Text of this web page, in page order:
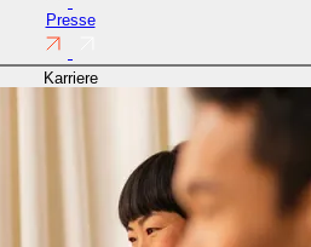
Presse
Karriere